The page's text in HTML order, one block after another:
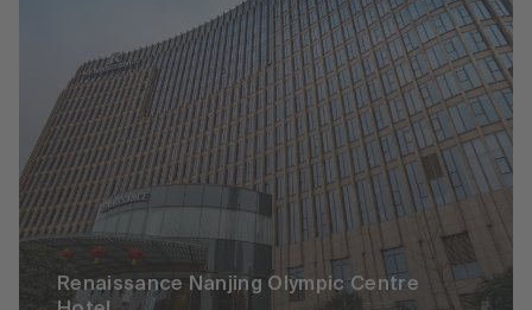
Renaissance Nanjing Olympic Centre